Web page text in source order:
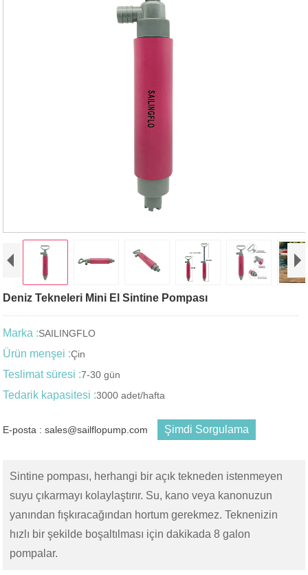
Deniz Tekneleri Mini El Sintine Pompası
Marka :SAILINGFLO
Ürün menşei :Çin
Teslimat süresi :7-30 gün
Tedarik kapasitesi :3000 adet/hafta
E-posta : sales@sailflopump.com Şimdi Sorgulama
Sintine pompası, herhangi bir açık tekneden istenmeyen
suyu çıkarmayı kolaylaştırır. Su, kano veya kanonuzun
yanından fışkıracağından hortum gerekmez. Teknenizin
hızlı bir şekilde boşaltılması için dakikada 8 galon
pompalar.